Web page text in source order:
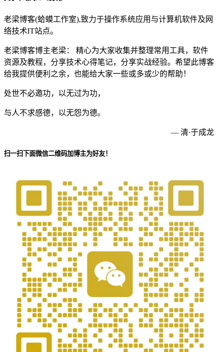
老梁博客(蛤蟆工作室),致力于操作系统应用与计算机软件及网
络技术IT站点。
老梁博客博主老梁： 精心为大家收集并整理常用工具，软件
资源及教程，分享技术心得笔记，分享实战经验。希望此博客
给我提供便利之余，也能给大家一些或多或少的帮助！
处世不必邀功，以无过为功，
与人不求感德，以无怨为德。
— 清·于成龙
扫一扫下面微信二维码加博主为好友！